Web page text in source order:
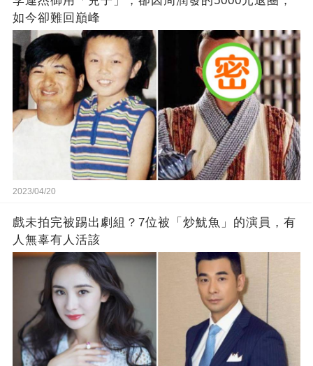
如今卻難回巔峰
2023/04/20
戲未拍完被踢出劇組？7位被「炒魷魚」的演員，有
人無辜有人活該